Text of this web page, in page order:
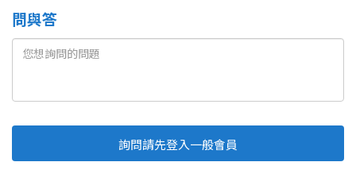
問與答
詢問請先登入一般會員